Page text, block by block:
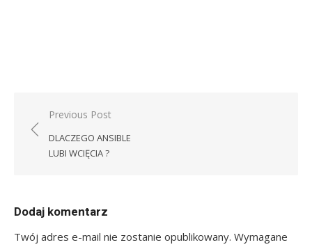
Nawigacja
wpisu
Previous Post
DLACZEGO ANSIBLE
LUBI WCIĘCIA ?
Dodaj komentarz
Twój adres e-mail nie zostanie opublikowany. Wymagane